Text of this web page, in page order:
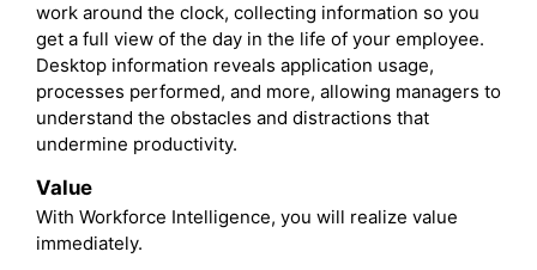
work around the clock, collecting information so you
get a full view of the day in the life of your employee.
Desktop information reveals application usage,
processes performed, and more, allowing managers to
understand the obstacles and distractions that
undermine productivity.
Value
With Workforce Intelligence, you will realize value
immediately.